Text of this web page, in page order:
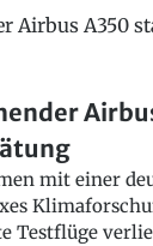
mit einer
Testflüge